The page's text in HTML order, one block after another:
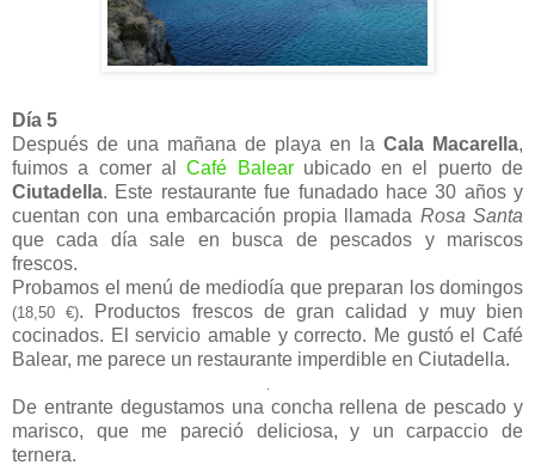
Día 5
Después de una mañana de playa en la Cala Macarella,
fuimos a comer alCafé Balearubicado en el puerto de
Ciutadella. Este restaurante fue funadado hace 30 años y
cuentan con una embarcación propia llamada Rosa Santa
que cada día sale en busca de pescados y mariscos
frescos.
Probamos el menú de mediodía que preparan los domingos
(18,50 €). Productos frescos de gran calidad y muy bien
cocinados. El servicio amable y correcto. Me gustó el Café
Balear, me parece un restaurante imperdible en Ciutadella.
.
De entrante degustamos una concha rellena de pescado y
marisco, que me pareció deliciosa, y un carpaccio de
ternera.